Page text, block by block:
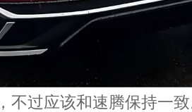
不过应该和速腾保持一